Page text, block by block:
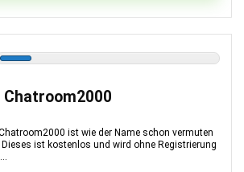
Chatroom2000
ist wie der Name schon vermuten
Dieses ist kostenlos und wird ohne Registrierung